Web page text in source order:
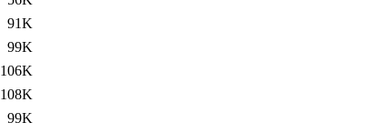
91K
99K
106K
108K
99K